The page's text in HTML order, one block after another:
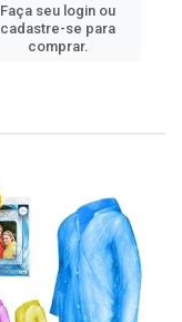
Faça seu login ou
cadastre-se para
comprar.